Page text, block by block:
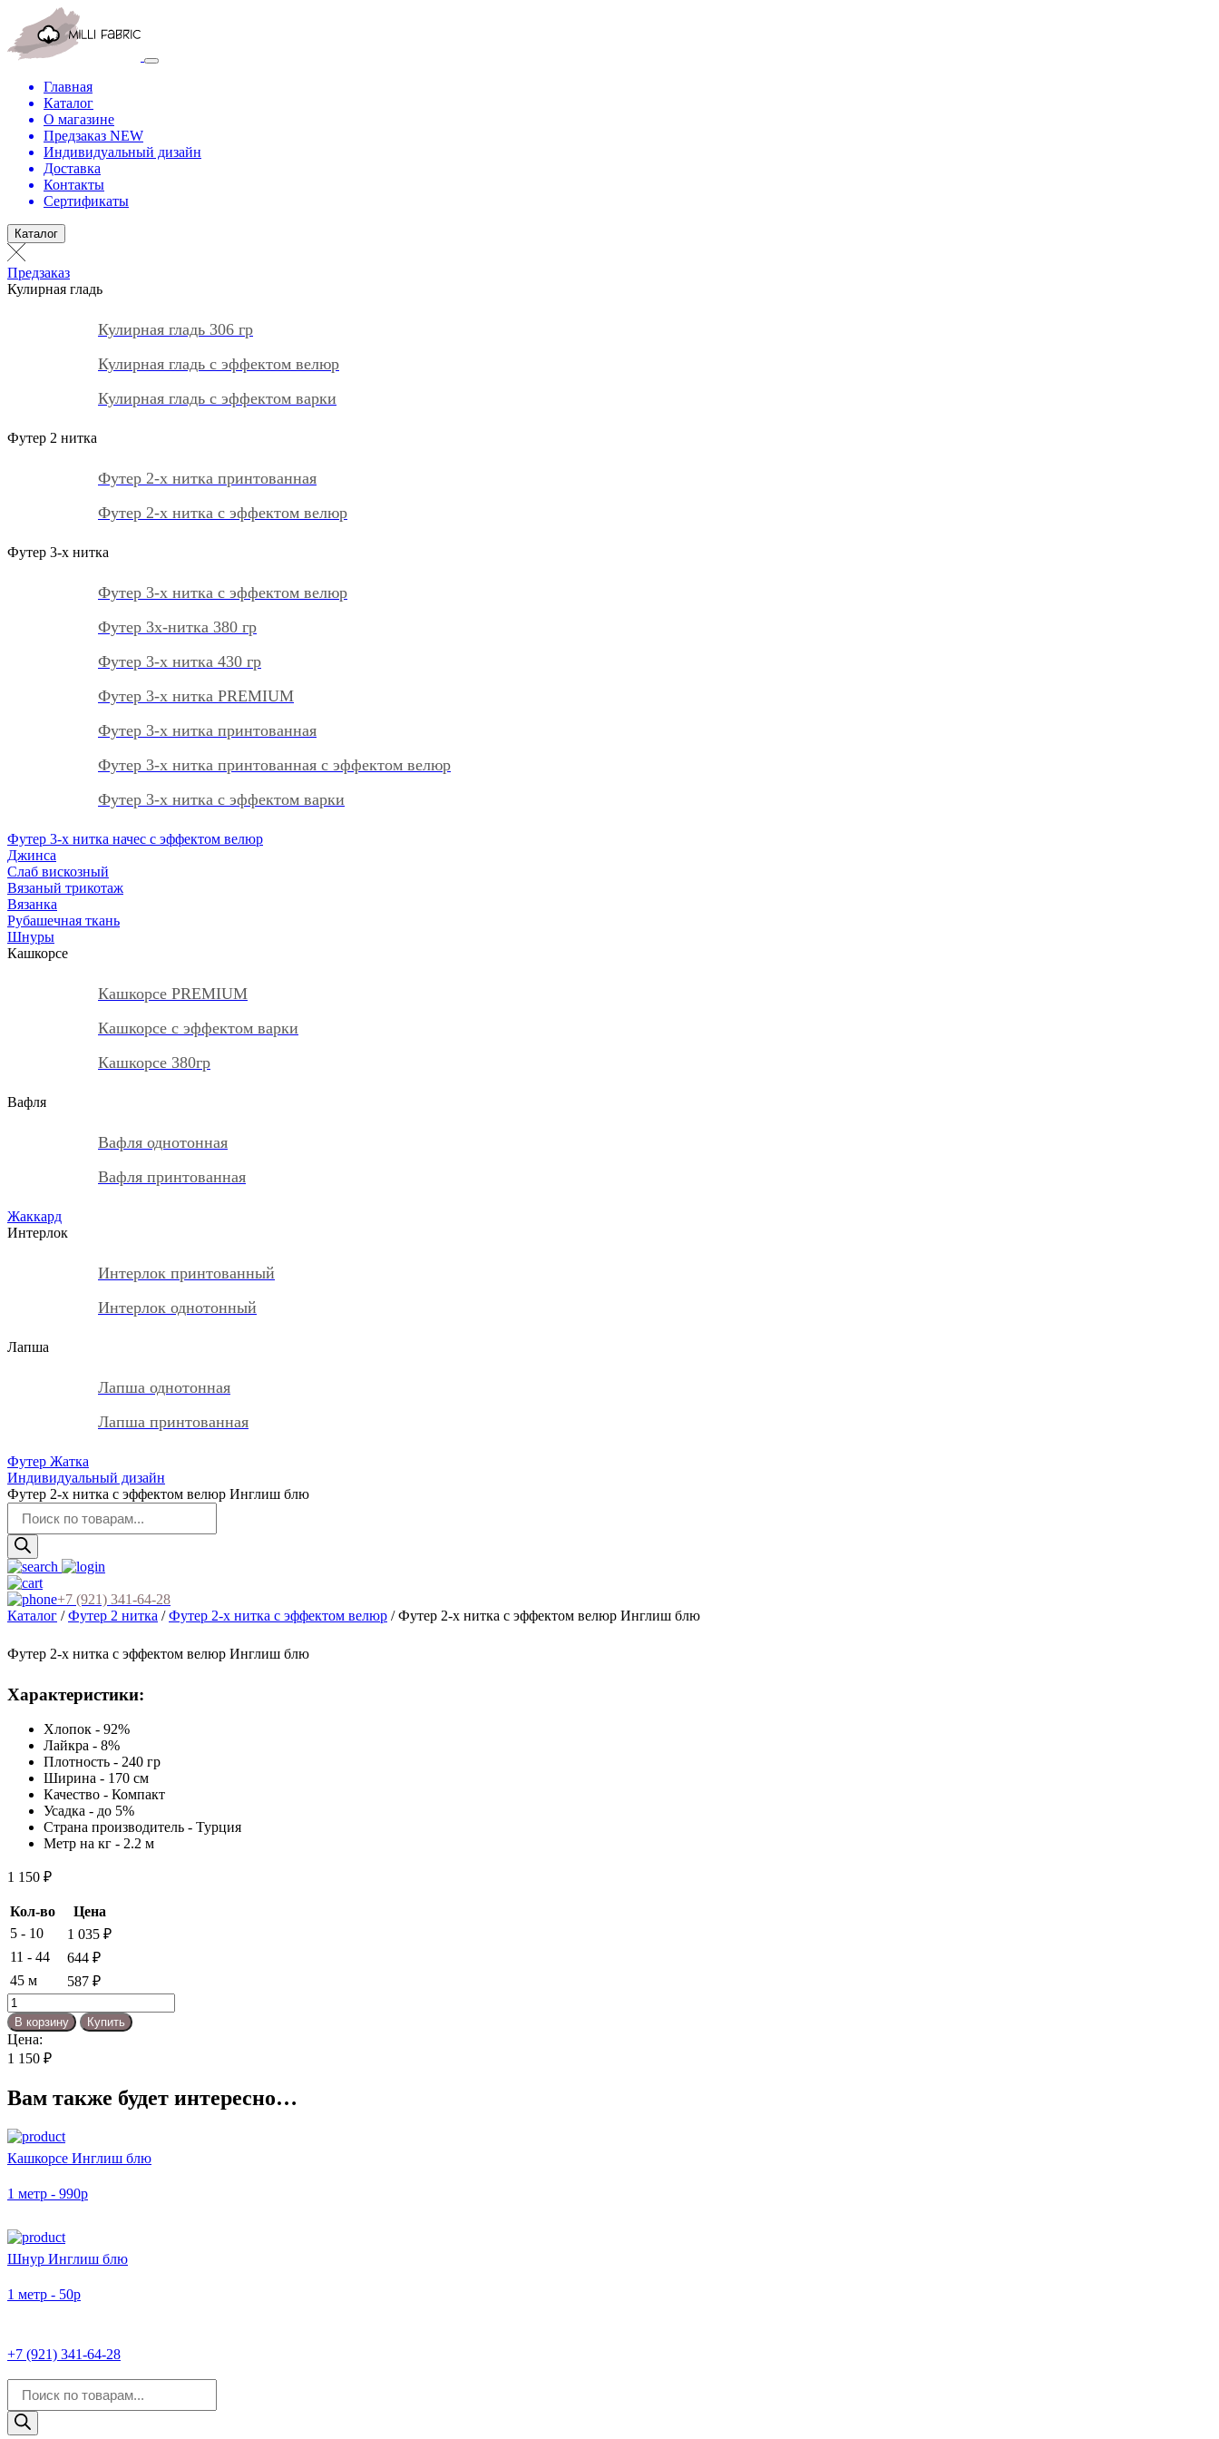
Главная
Каталог
О магазине
Предзаказ NEW
Индивидуальный дизайн
Доставка
Контакты
Сертификаты
Каталог
Предзаказ
Кулирная гладь
Кулирная гладь 306 гр
Кулирная гладь с эффектом велюр
Кулирная гладь с эффектом варки
Футер 2 нитка
Футер 2-х нитка принтованная
Футер 2-х нитка с эффектом велюр
Футер 3-х нитка
Футер 3-х нитка с эффектом велюр
Футер 3х-нитка 380 гр
Футер 3-х нитка 430 гр
Футер 3-х нитка PREMIUM
Футер 3-х нитка принтованная
Футер 3-х нитка принтованная с эффектом велюр
Футер 3-х нитка с эффектом варки
Футер 3-х нитка начес с эффектом велюр
Джинса
Слаб вискозный
Вязаный трикотаж
Вязанка
Рубашечная ткань
Шнуры
Кашкорсе
Кашкорсе PREMIUM
Кашкорсе с эффектом варки
Кашкорсе 380гр
Вафля
Вафля однотонная
Вафля принтованная
Жаккард
Интерлок
Интерлок принтованный
Интерлок однотонный
Лапша
Лапша однотонная
Лапша принтованная
Футер Жатка
Индивидуальный дизайн
Футер 2-х нитка с эффектом велюр Инглиш блю
товаров
+7 (921) 341-64-28
Каталог /Футер 2 нитка /Футер 2-х нитка с эффектом велюр / Футер 2-х нитка с эффектом велюр Инглиш блю
Футер 2-х нитка с эффектом велюр Инглиш блю
Характеристики:
Хлопок - 92%
Лайкра - 8%
Плотность - 240 гр
Ширина - 170 см
Качество - Компакт
Усадка - до 5%
Страна производитель - Турция
Метр на кг - 2.2 м
1 150 ₽
Кол-во
Цена
5 - 10
1 035 ₽
11 - 44
644 ₽
45 м
587 ₽
Количество
товара
Футер
2-
х
велюр
Инглиш
блю
В корзину Купить
Цена:
1 150 ₽
Вам также будет интересно…
Кашкорсе Инглиш блю
1 метр - 990р
Шнур Инглиш блю
1 метр - 50р
+7 (921) 341-64-28
товаров